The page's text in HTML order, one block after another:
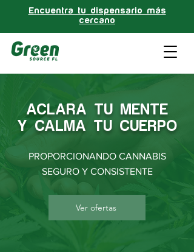
Encuentra tu dispensario más
cercano
ACLARA TU MENTE
Y CALMA TU CUERPO
PROPORCIONANDO CANNABIS
SEGURO Y CONSISTENTE
Ver ofertas